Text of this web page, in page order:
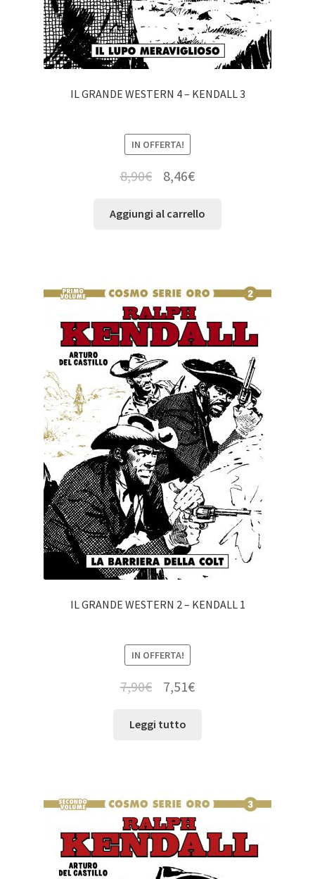
IL GRANDE WESTERN 4 – KENDALL 3
IN OFFERTA!
8,90€ 8,46€
Aggiungi al carrello
IL GRANDE WESTERN 2 – KENDALL 1
IN OFFERTA!
7,90€ 7,51€
Leggi tutto